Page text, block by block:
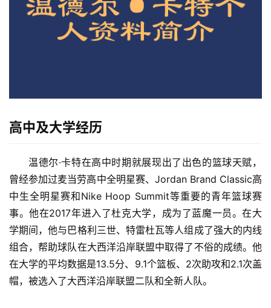
首
页
高中及大学经历
温德尔·卡特在高中时期就展现出了出色的篮球天赋，
曾经参加过麦当劳高中全明星赛、Jordan Brand Classic高
中生全明星赛和Nike Hoop Summit等重要的青年篮球赛
事。他在2017年进入了杜克大学，成为了蓝魔一员。在大
学期间，他与巴格利三世、特雷杜瓦等人组成了强大的内线
组合，帮助球队在大西洋沿岸联盟中取得了不俗的成绩。他
在大学的平均数据是13.5分、9.1个篮板、2次助攻和2.1次盖
帽，被选入了大西洋沿岸联盟二队和全新人队。